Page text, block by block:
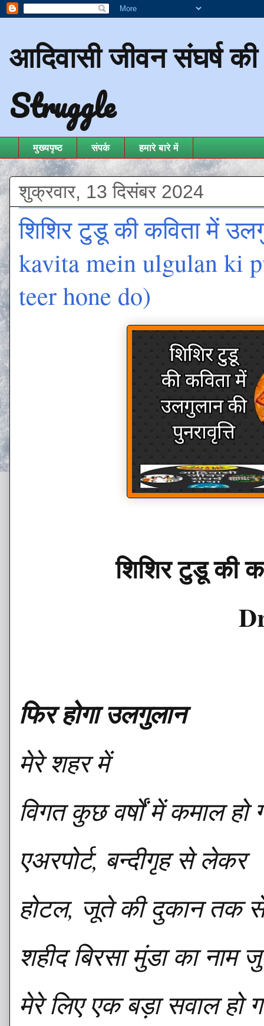
आदिवासी जीवन संघर्ष
Struggle
मुख्यपृष्ठ संपर्क हमारे बारे में
शुक्रवार, 13 दिसंबर 2024
शिशिर टुडू की कविता में
kavita mein ulgulan ki
teer hone do)
शिशिर टुडू की
फिर होगा उलगुलान
मेरे शहर में
विगत कुछ वर्षों में कमाल हो
एअरपोर्ट, बन्दीगृह से लेकर
होटल, जूते की दुकान तक
शहीद बिरसा मुंडा का नाम
मेरे लिए एक बड़ा सवाल हो